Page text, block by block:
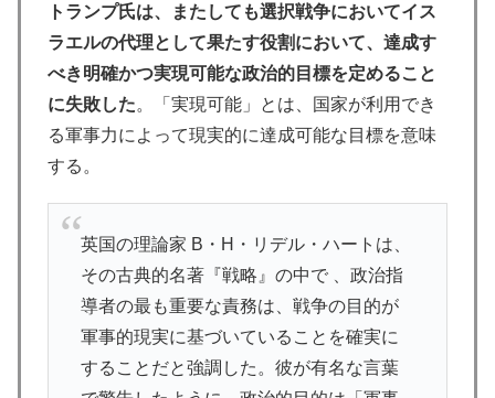
トランプ氏は、またしても選択戦争においてイス
ラエルの代理として果たす役割において、達成す
べき明確かつ実現可能な政治的目標を定めること
に失敗した。「実現可能」とは、国家が利用でき
る軍事力によって現実的に達成可能な目標を意味
する。
英国の理論家 B・H・リデル・ハートは、
その古典的名著『戦略』の中で 、政治指
導者の最も重要な責務は、戦争の目的が
軍事的現実に基づいていることを確実に
することだと強調した。彼が有名な言葉